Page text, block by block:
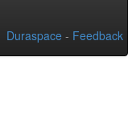
Duraspace - Feedback